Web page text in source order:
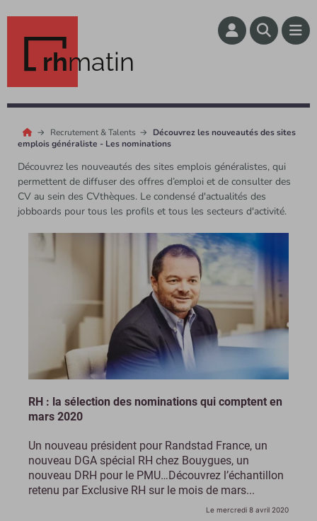
rhmatin
Recrutement & Talents
Découvrez les nouveautés des sites
emplois généraliste - Les nominations
Découvrez les nouveautés des sites emplois généralistes, qui
permettent de diffuser des offres d’emploi et de consulter des
CV au sein des CVthèques. Le condensé d'actualités des
jobboards pour tous les profils et tous les secteurs d'activité.
RH : la sélection des nominations qui comptent en
mars 2020
Un nouveau président pour Randstad France, un
nouveau DGA spécial RH chez Bouygues, un
nouveau DRH pour le PMU…Découvrez l’échantillon
retenu par Exclusive RH sur le mois de mars...
Le mercredi 8 avril 2020